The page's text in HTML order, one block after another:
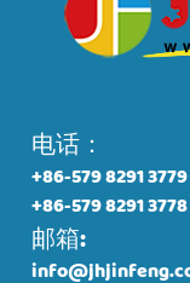
电话：
+86-579 8291 3779
+86-579 8291 3778
邮箱: